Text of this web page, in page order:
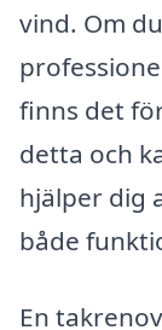
vind. Om
finns det
detta och
hjälper dig
både
En